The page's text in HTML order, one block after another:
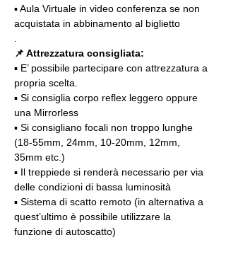
▪️ Aula Virtuale in video conferenza se non
acquistata in abbinamento al biglietto
📌 Attrezzatura consigliata:
▪️ E’ possibile partecipare con attrezzatura a
propria scelta.
▪️ Si consiglia corpo reflex leggero oppure
una Mirrorless
▪️ Si consigliano focali non troppo lunghe
(18-55mm, 24mm, 10-20mm, 12mm,
35mm etc.)
▪️ Il treppiede si renderà necessario per via
delle condizioni di bassa luminosità
▪️ Sistema di scatto remoto (in alternativa a
quest’ultimo è possibile utilizzare la
funzione di autoscatto)